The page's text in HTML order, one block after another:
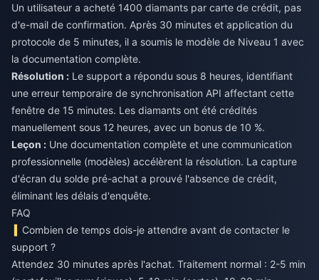
Un utilisateur a acheté 1400 diamants par carte de crédit, pas
d'e-mail de confirmation. Après 30 minutes et application du
protocole de 5 minutes, il a soumis le modèle de Niveau 1 avec
la documentation complète.
Résolution : Le support a répondu sous 8 heures, identifiant
une erreur temporaire de synchronisation API affectant cette
fenêtre de 15 minutes. Les diamants ont été crédités
manuellement sous 12 heures, avec un bonus de 10 %.
Leçon : Une documentation complète et une communication
professionnelle (modèles) accélèrent la résolution. La capture
d'écran du solde pré-achat a prouvé l'absence de crédit,
éliminant les délais d'enquête.
FAQ
Combien de temps dois-je attendre avant de contacter le
support ?
Attendez 30 minutes après l'achat. Traitement normal : 2-5 min